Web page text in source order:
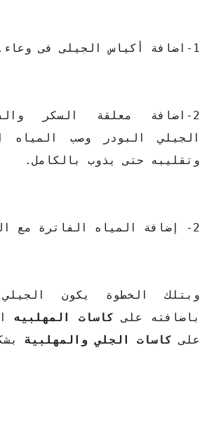
1-اضافة أكياس الجيلى فى وعاء.
2-اضافة معلقة السكر
الجيلي البودر وصب المياه
وتقليبه حتى يذوب بالكامل.
2- إضافة المياه الفاترة مع التقليب.
وبتلك الخطوة يكون
باضافته على كاسات المهلبيه
على كاسات الجلي والمهلبية